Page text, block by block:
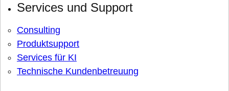
Services und Support
Consulting
Produktsupport
Services für KI
Technische Kundenbetreuung